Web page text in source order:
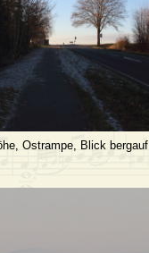
Ostrampe, Blick bergauf